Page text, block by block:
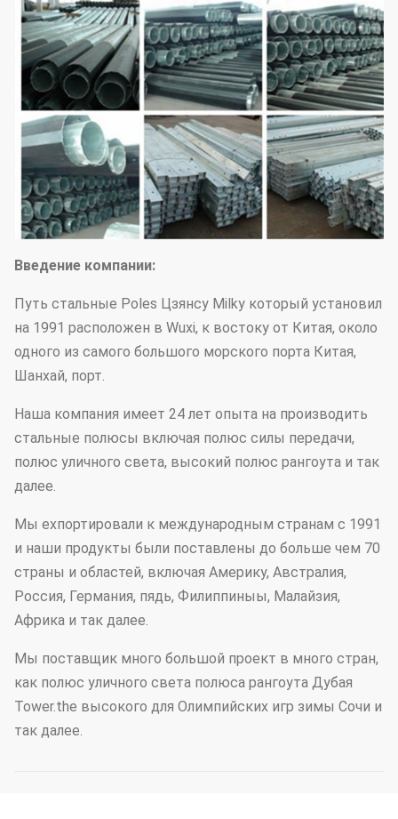
Введение компании:
Путь стальные Poles Цзянсу Milky который установил
на 1991 расположен в Wuxi, к востоку от Китая, около
одного из самого большого морского порта Китая,
Шанхай, порт.
Наша компания имеет 24 лет опыта на производить
стальные полюсы включая полюс силы передачи,
полюс уличного света, высокий полюс рангоута и так
далее.
Мы ехпортировали к международным странам с 1991
и наши продукты были поставлены до больше чем 70
страны и областей, включая Америку, Австралия,
Россия, Германия, пядь, Филиппиныы, Малайзия,
Африка и так далее.
Мы поставщик много большой проект в много стран,
как полюс уличного света полюса рангоута Дубая
Tower.the высокого для Олимпийских игр зимы Сочи и
так далее.